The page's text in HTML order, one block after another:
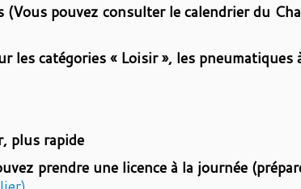
pouvez consulter le calendrier du
les catégories « Loisir », les
plus rapide
prendre une licence à la journée